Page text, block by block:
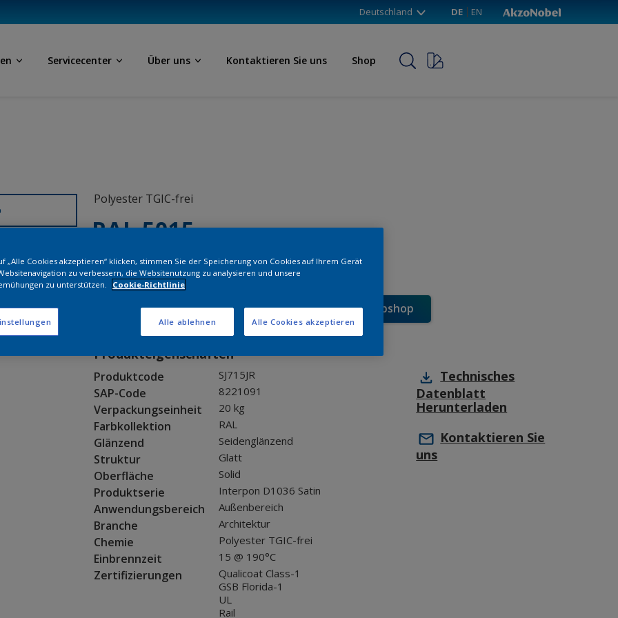
Deutschland DE EN
Servicecenter Über uns Kontaktieren Sie uns Shop
Polyester TGIC-frei
RAL 5015
SJ715JR
Muster bestellen Bestellen Sie direkt im Webshop
Produkteigenschaften
Produktcode SJ715JR
SAP-Code 8221091
Verpackungseinheit 20 kg
Farbkollektion RAL
Glänzend Seidenglänzend
Struktur Glatt
Oberfläche Solid
Produktserie Interpon D1036 Satin
Anwendungsbereich Außenbereich
Branche Architektur
Chemie Polyester TGIC-frei
Einbrennzeit 15 @ 190°C
Zertifizierungen
Qualicoat Class-1
GSB Florida-1
UL
Rail
Technisches
Datenblatt
Herunterladen
Kontaktieren Sie
uns
„Alle Cookies akzeptieren“ klicken, stimmen Sie der Speicherung von Cookies auf Ihrem Gerät
zu verbessern, die Websitenutzung zu analysieren und unsere
zu unterstützen.
Cookie-Richtlinie
Alle ablehnen Alle Cookies akzeptieren